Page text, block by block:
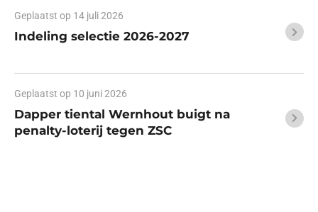
Geplaatst op 14 juli 2026
Indeling selectie 2026-2027
Geplaatst op 10 juni 2026
Dapper tiental Wernhout buigt na
penalty-loterij tegen ZSC